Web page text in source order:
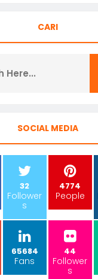
CARI
SOCIAL MEDIA
32
Follower
s
4774
People
65684
Fans
44
Follower
s